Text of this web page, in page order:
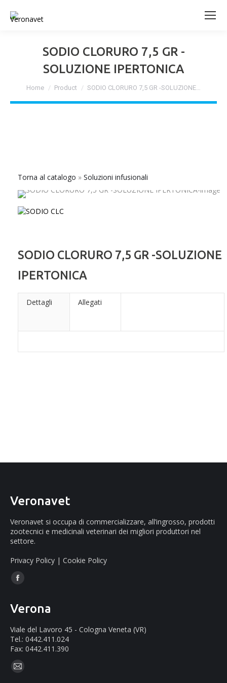
SODIO CLORURO 7,5 GR -
SOLUZIONE IPERTONICA
Home Product SODIO CLORURO 7,5 GR -SOLUZIONE…
Torna al catalogo Soluzioni infusionali
SODIO CLORURO 7,5 GR -SOLUZIONE
IPERTONICA
Dettagli Allegati
Veronavet
Veronavet si occupa di commercializzare, all’ingrosso, prodotti
zootecnici e medicinali veterinari dei migliori produttori nel
settore.
Privacy Policy | Cookie Policy
Ci puoi trovare su:
Facebook
opens
new
window
Verona
Viale del Lavoro 45 - Cologna Veneta (VR)
Tel.: 0442.411.024
Fax: 0442.411.390
Ci puoi trovare su:
Mail